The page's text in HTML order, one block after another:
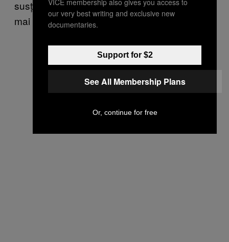
susținând că revenirea regelui în țară ar fi cea
mai bună soluție pentru români.
our very best writing and exclusive new
documentaries.
Support for $2
See All Membership Plans
Or, continue for free